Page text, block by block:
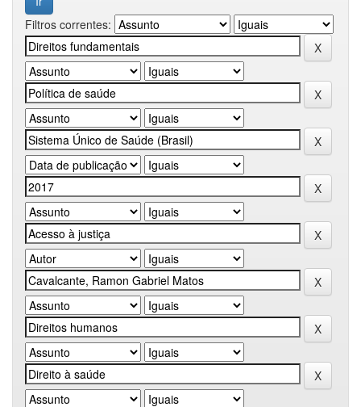
Filtros correntes: